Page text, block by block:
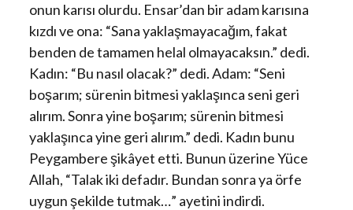
onun karısı olurdu. Ensar’dan bir adam karısına
kızdı ve ona: “Sana yaklaşmayacağım, fakat
benden de tamamen helal olmayacaksın.” dedi.
Kadın: “Bu nasıl olacak?” dedi. Adam: “Seni
boşarım; sürenin bitmesi yaklaşınca seni geri
alırım. Sonra yine boşarım; sürenin bitmesi
yaklaşınca yine geri alırım.” dedi. Kadın bunu
Peygambere şikâyet etti. Bunun üzerine Yüce
Allah, “Talak iki defadır. Bundan sonra ya örfe
uygun şekilde tutmak…” ayetini indirdi.